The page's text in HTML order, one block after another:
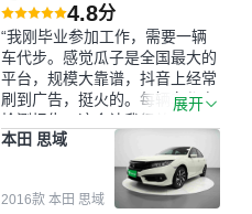
4.8分
“我刚毕业参加工作，需要一辆
车代步。感觉瓜子是全国最大的
平台，规模大靠谱，抖音上经常
刷到广告，挺火的。每辆车都有
检测报告，这个让我很放心。去
外面买车全凭卖家一张嘴，不敢
买。我买了本田思域，白色，过
户次数少，公里数符合，虽然价
格比我心理预期略高一点，但瓜
展开
本田 思域
2016款 本田 思域